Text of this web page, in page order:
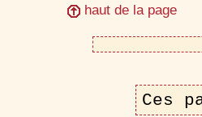
haut de la page
Ces